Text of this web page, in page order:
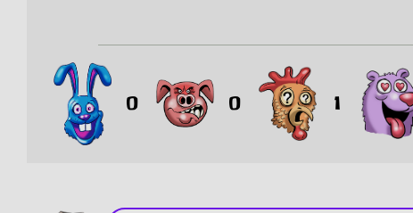
0 0 1